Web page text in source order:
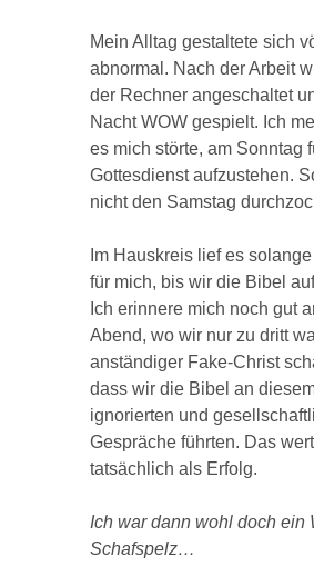
Mein Alltag gestaltete sich
abnormal. Nach der Arbeit
der Rechner angeschaltet
Nacht WOW gespielt. Ich
es mich störte, am Sonntag
Gottesdienst aufzustehen.
nicht den Samstag
Im Hauskreis lief es
für mich, bis wir die Bibel
Ich erinnere mich noch gut
Abend, wo wir nur zu dritt
anständiger Fake-Christ
dass wir die Bibel an
ignorierten und
Gespräche führten. Das
tatsächlich als Erfolg.
Ich war dann wohl doch ein
Schafspelz…